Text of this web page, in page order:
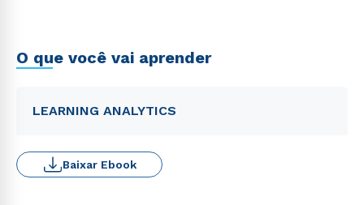
O que você vai aprender
LEARNING ANALYTICS
Baixar Ebook